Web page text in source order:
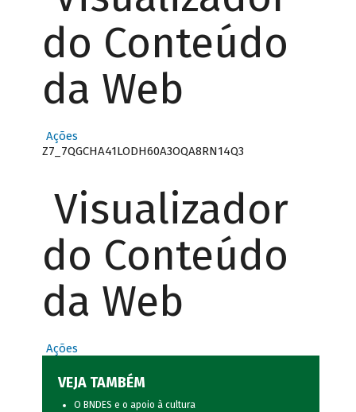
do Conteúdo
da Web
Ações
Z7_7QGCHA41LODH60A3OQA8RN14Q3
Visualizador
do Conteúdo
da Web
Ações
VEJA TAMBÉM
O BNDES e o apoio à cultura